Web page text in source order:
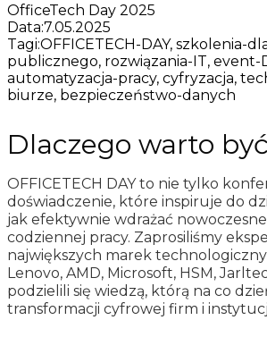
OfficeTech Day 2025
Data:7.05.2025
Tagi:OFFICETECH-DAY, szkolenia-
publicznego, rozwiązania-IT, event-
automatyzacja-pracy, cyfryzacja,
biurze, bezpieczeństwo-danych
Dlaczego warto
OFFICETECH DAY to nie tylko
doświadczenie, które inspiruje do
jak efektywnie wdrażać
codziennej pracy. Zaprosiliśmy
największych marek
Lenovo, AMD, Microsoft, HSM,
podzielili się wiedzą, którą na co
transformacji cyfrowej firm i